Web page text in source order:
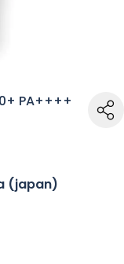
PA++++
(japan)